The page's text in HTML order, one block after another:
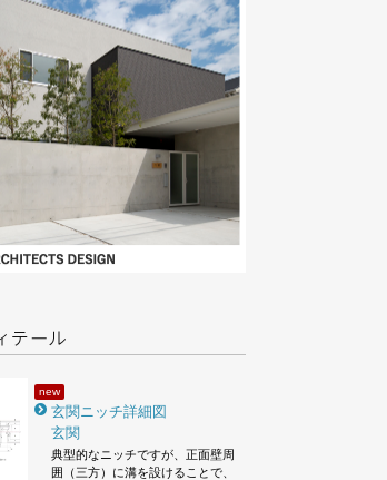
new
玄関ニッチ詳細図
玄関
典型的なニッチですが、正面壁周
囲（三方）に溝を設けることで、